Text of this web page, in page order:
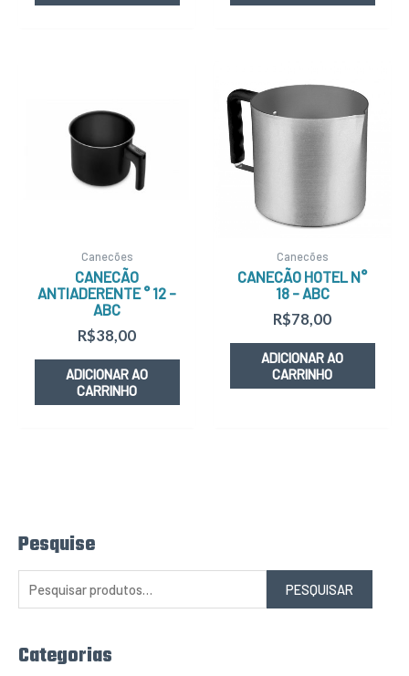
Pesquise
P
e
i
p
PESQUISAR
Categorias
Canecões
CANECÃO
ANTIADERENTE ° 12 –
ABC
R$38,00
ADICIONAR AO
CARRINHO
Canecões
CANECÃO HOTEL N°
18 – ABC
R$78,00
ADICIONAR AO
CARRINHO